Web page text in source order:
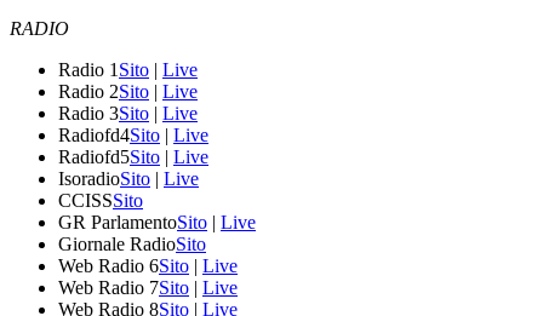
RADIO
Radio 1 Sito | Live
Radio 2Sito | Live
Radio 3Sito | Live
Radiofd4Sito | Live
Radiofd5Sito | Live
IsoradioSito | Live
CCISSSito
GR ParlamentoSito | Live
Giornale RadioSito
Web Radio 6Sito | Live
Web Radio 7Sito | Live
Web Radio 8Sito | Live